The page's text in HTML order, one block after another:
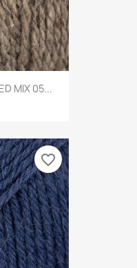
MIX 05...
favorite_border